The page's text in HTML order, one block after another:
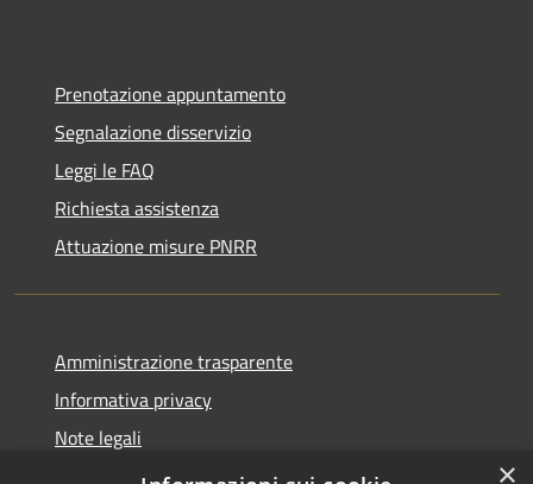
Prenotazione appuntamento
Segnalazione disservizio
Leggi le FAQ
Richiesta assistenza
Attuazione misure PNRR
Amministrazione trasparente
Informativa privacy
Note legali
Dichiarazione di accessibilità
×